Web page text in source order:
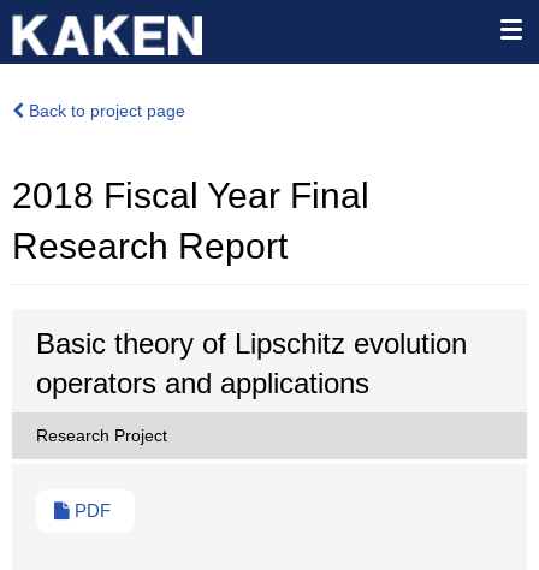
Back to project page
2018 Fiscal Year Final
Research Report
Basic theory of Lipschitz evolution
operators and applications
Research Project
PDF